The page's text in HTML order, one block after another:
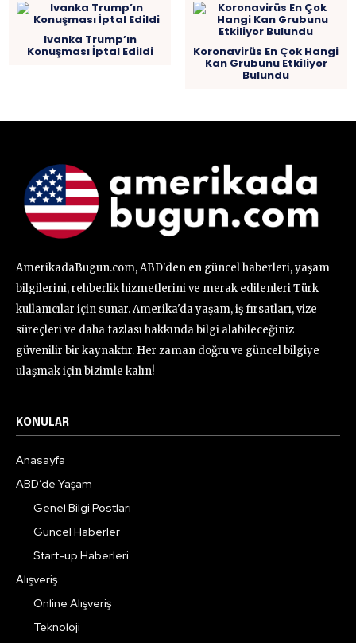
Ivanka Trump’ın
Konuşması İptal Edildi Koronavirüs En Çok Hangi
Kan Grubunu Etkiliyor
Bulundu
AmerikadaBugun.com, ABD'den en güncel haberleri, yaşam
bilgilerini, rehberlik hizmetlerini ve merak edilenleri Türk
kullanıcılar için sunar. Amerika'da yaşam, iş fırsatları, vize
süreçleri ve daha fazlası hakkında bilgi alabileceğiniz
güvenilir bir kaynaktır. Her zaman doğru ve güncel bilgiye
ulaşmak için bizimle kalın!
KONULAR
Anasayfa
ABD’de Yaşam
Genel Bilgi Postları
Güncel Haberler
Start-up Haberleri
Alışveriş
Online Alışveriş
Teknoloji